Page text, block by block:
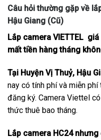
Câu hỏi thường gặp về
Hậu Giang (Cũ)
Lắp camera VIETTEL
mất tiền hàng tháng
Tại Huyện Vị Thuỷ, Hậu
nay có tính phí và miễn
đăng ký. Camera Viettel
thức thuê bao tháng.
Lắp camera HC24